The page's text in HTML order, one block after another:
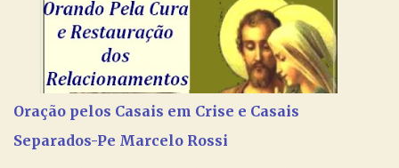
Amém. Novena a Nhá Chica (Oração para obter os favores
celestiais através da intercessão da Serva de Deus Nhá Chica)
(Rezar durante nove dias seguidos ou intercalados) Nhá Chica,
recorro a vós como intercessora entre a Bondade Divina e as
entregueis nas mãos do Santíssimo o meu pedido urgente (Fazer
o pedido). Acolhei, Nhá Chica, no vosso coração bondoso as
Oração pelos Casais em Crise e Casais
Separados-Pe Marcelo Rossi